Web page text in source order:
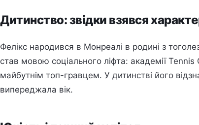
Дитинство: звідки взявся
Фелікс народився в Монреалі в родині з
став мовою соціального ліфта: академії Tennis
майбутнім топ-гравцем. У дитинстві його
випереджала вік.